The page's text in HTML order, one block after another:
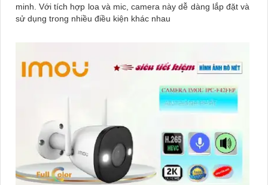
minh. Với tích hợp loa và mic, camera này dễ dàng lắp đặt và
sử dụng trong nhiều điều kiện khác nhau